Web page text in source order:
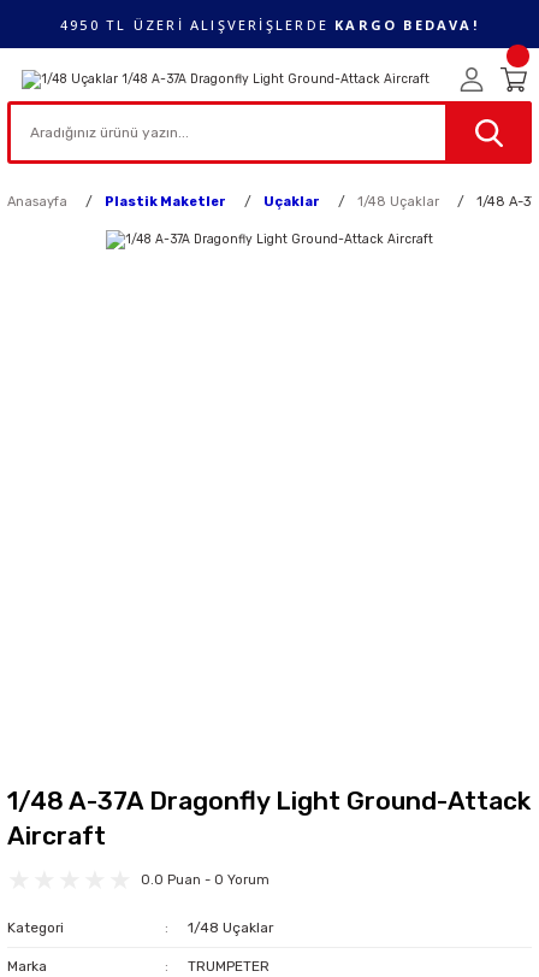
4950 TL ÜZERİ ALIŞVERİŞLERDE KARGO BEDAVA!
Anasayfa Plastik Maketler Uçaklar 1/48 Uçaklar 1/48 A-
1/48 A-37A Dragonfly Light Ground-Attack
Aircraft
0.0 Puan - 0 Yorum
Kategori 1/48 Uçaklar
Marka TRUMPETER